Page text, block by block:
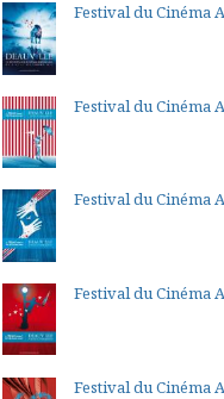
Festival du Cinéma
Festival du Cinéma
Festival du Cinéma
Festival du Cinéma
Festival du Cinéma